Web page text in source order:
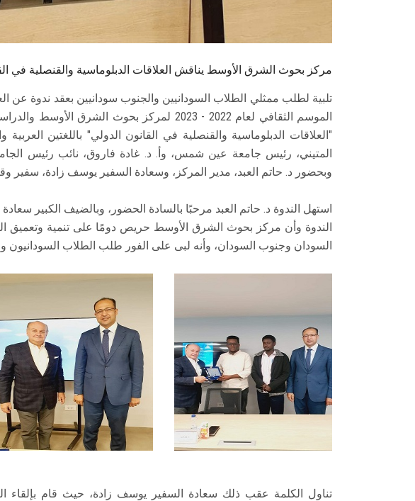
مركز بحوث الشرق الأوسط يناقش العلاقات الدبلوماسية والقنصلية في
تلبية لطلب ممثلي الطلاب السودانيين والجنوب سودانيين بعقد ندوة عن
الموسم الثقافي لعام 2022 - 2023 لمركز بحوث
"العلاقات الدبلوماسية والقنصلية في القانون الدولي" باللغتين
المتيني، رئيس جامعة عين شمس، وأ. د. غادة فاروق، نائب رئيس
وبحضور د. حاتم العبد، مدير المركز، وسعادة السفير يوسف زادة، سفير
استهل الندوة د. حاتم العبد مرحبًا بالسادة الحضور، وبالضيف الكبير
الندوة وأن مركز بحوث الشرق الأوسط حريص دومًا على تنمية وتعميق
السودان وجنوب السودان، وأنه لبى على الفور طلب الطلاب السودانيون
تناول الكلمة عقب ذلك سعادة السفير يوسف زادة، حيث قام بإلقاء